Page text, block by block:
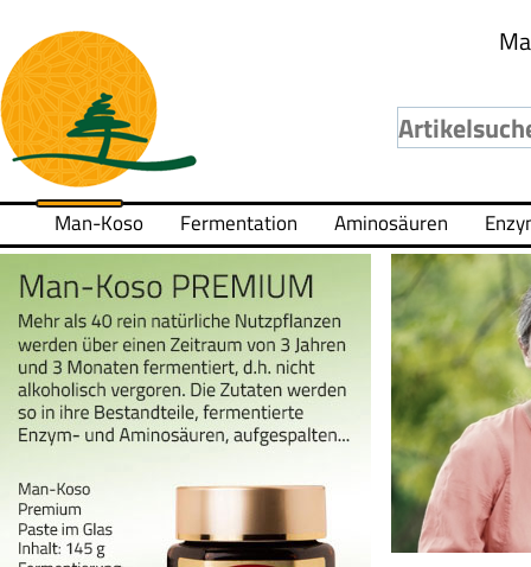
Man-Koso Fermentation Aminosäuren